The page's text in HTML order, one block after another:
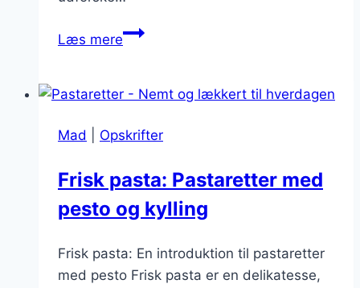
Læs merePastaretter
bløde
Mad
Opskrifter
Frisk pasta: Pastaretter med
pesto og kylling
Frisk pasta: En introduktion til pastaretter
med pesto Frisk pasta er en delikatesse,